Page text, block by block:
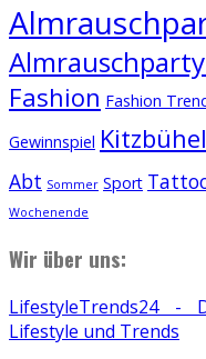
Fashion Fashion
Gewinnspiel Kitzbühel
Abt Sommer Sport
Wochenende
Wir über uns:
LifestyleTrends24 -
Lifestyle und Trends